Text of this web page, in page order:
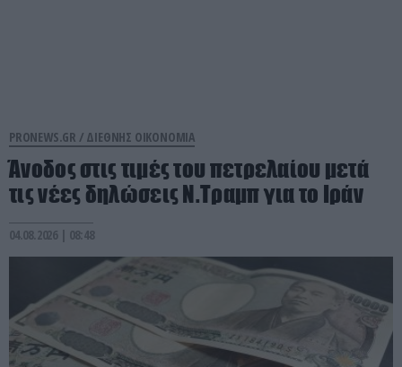
PRONEWS.GR / ΔΙΕΘΝΗΣ ΟΙΚΟΝΟΜΙΑ
Άνοδος στις τιμές του πετρελαίου μετά
τις νέες δηλώσεις Ν.Τραμπ για το Ιράν
04.08.2026 | 08:48